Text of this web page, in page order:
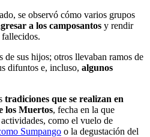
se observó cómo varios grupos
a los camposantos y rendir
fallecidos.
de sus hijos; otros llevaban ramos de
difuntos e, incluso, algunos
tradiciones que se realizan en
los Muertos, fecha en la que
como el vuelo de
Sumpango o la degustación del